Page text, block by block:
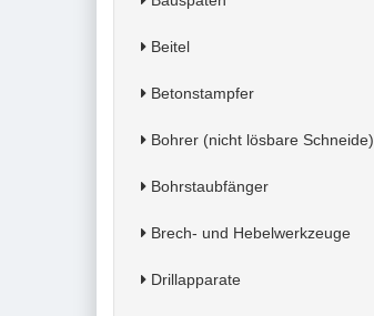
Beitel
Betonstampfer
Bohrer (nicht lösbare Schneide)
Bohrstaubfänger
Brech- und Hebelwerkzeuge
Drillapparate